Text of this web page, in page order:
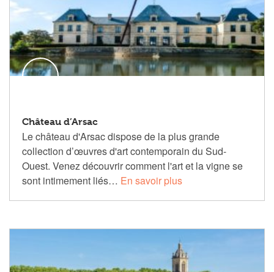
Château d’Arsac
Le château d'Arsac dispose de la plus grande
collection d’œuvres d'art contemporain du Sud-
Ouest. Venez découvrir comment l'art et la vigne se
sont intimement liés… En savoir plus